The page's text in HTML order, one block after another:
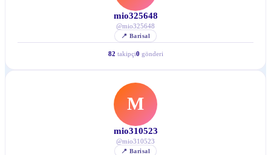
mio325648
@mio325648
📍 Barisal
82 takipçi0 gönderi
M
mio310523
@mio310523
📍 Barisal